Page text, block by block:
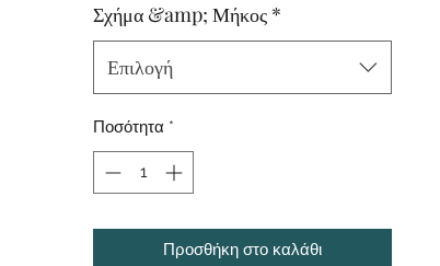
Σχήμα &amp; Μήκος *
Επιλογή
Ποσότητα *
Προσθήκη στο καλάθι